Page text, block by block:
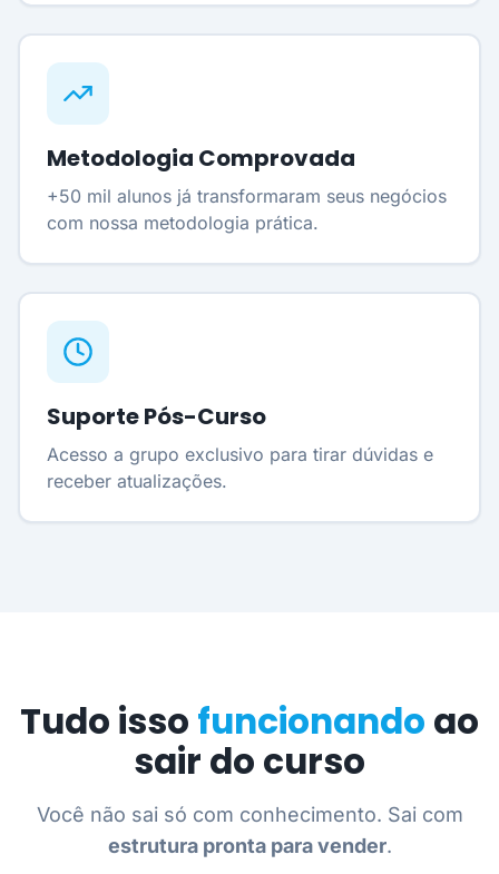
Metodologia Comprovada
+50 mil alunos já transformaram seus negócios
com nossa metodologia prática.
Suporte Pós-Curso
Acesso a grupo exclusivo para tirar dúvidas e
receber atualizações.
Tudo isso funcionando ao
sair do curso
Você não sai só com conhecimento. Sai com
estrutura pronta para vender.